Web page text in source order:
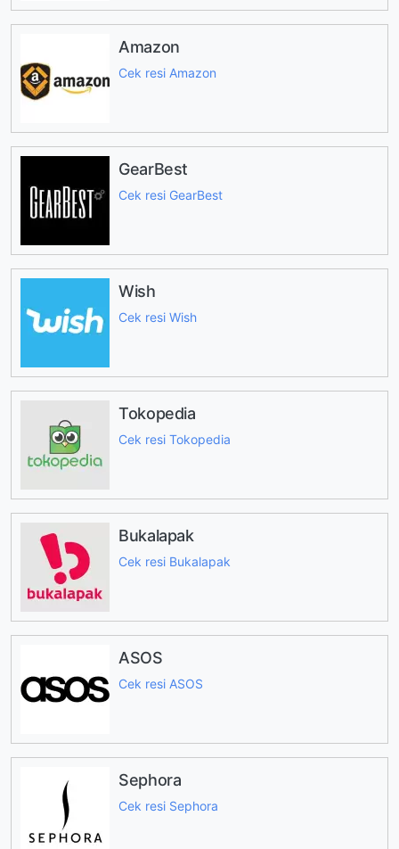
Amazon
Cek resi Amazon
GearBest
Cek resi GearBest
Wish
Cek resi Wish
Tokopedia
Cek resi Tokopedia
Bukalapak
Cek resi Bukalapak
ASOS
Cek resi ASOS
Sephora
Cek resi Sephora